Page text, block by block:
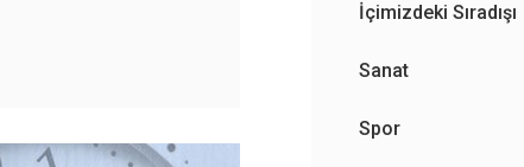
İçimizdeki Sıradışı
Sanat
Spor